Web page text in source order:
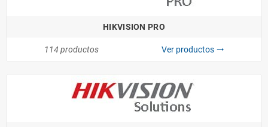
HIKVISION PRO
114 productos Ver productos trending_flat